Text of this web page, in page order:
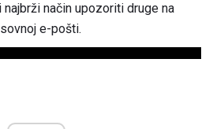
najbrži način upozoriti druge na
e-pošti.